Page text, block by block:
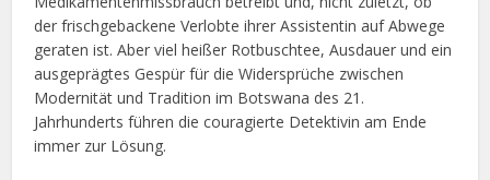
der frischgebackene Verlobte ihrer Assistentin auf Abwege
geraten ist. Aber viel heißer Rotbuschtee, Ausdauer und ein
ausgeprägtes Gespür für die Widersprüche zwischen
Modernität und Tradition im Botswana des 21.
Jahrhunderts führen die couragierte Detektivin am Ende
immer zur Lösung.